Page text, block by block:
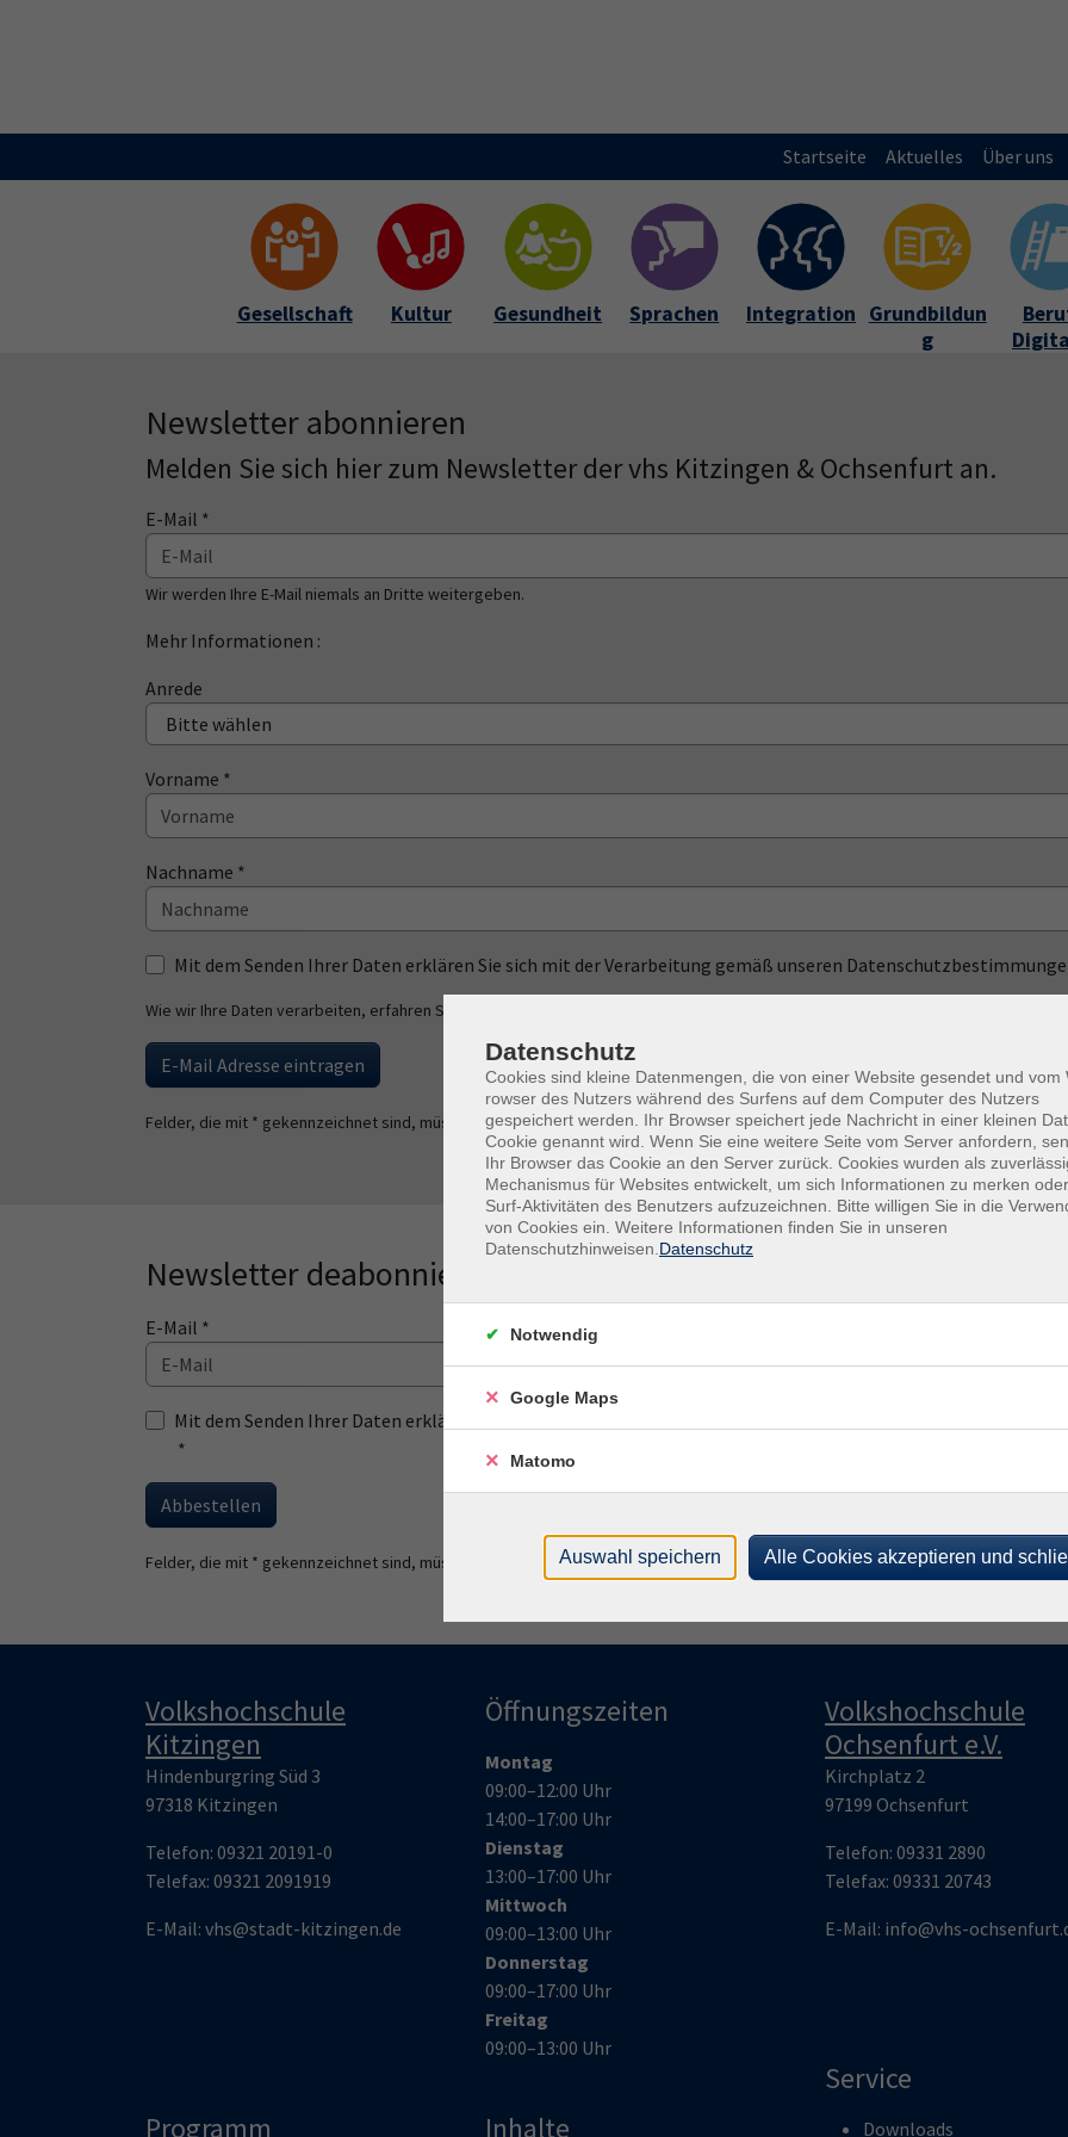
Startseite Aktuelles Über uns
Gesellschaft Kultur Gesundheit Sprachen Integration Grundbildun
g
Newsletter abonnieren
Melden Sie sich hier zum Newsletter der vhs Kitzingen & Ochsenfurt an.
E-Mail *
Wir werden Ihre E-Mail niemals an Dritte weitergeben.
Mehr Informationen :
Anrede
Vorname *
Nachname *
Mit dem Senden Ihrer Daten erklären Sie sich mit der Verarbeitung gemäß unseren
Wie wir Ihre Daten verarbeiten, erfahren Sie in unseren
E-Mail Adresse eintragen
Felder, die mit * gekennzeichnet sind, müssen ausgefüllt werden.
Newsletter deabonnieren
E-Mail *
Mit dem Senden Ihrer Daten erklären Sie sich mit der Verarbeitung gemäß unseren
*
Abbestellen
Felder, die mit * gekennzeichnet sind, müssen ausgefüllt werden.
Volkshochschule
Kitzingen
Hindenburgring Süd 3
97318 Kitzingen
Telefon: 09321 20191-0
Telefax: 09321 2091919
E-Mail: vhs@stadt-kitzingen.de
Öffnungszeiten
Montag
09:00–12:00 Uhr
14:00–17:00 Uhr
Dienstag
13:00–17:00 Uhr
Mittwoch
09:00–13:00 Uhr
Donnerstag
09:00–17:00 Uhr
Freitag
09:00–13:00 Uhr
Volkshochschule
Ochsenfurt e.V.
Kirchplatz 2
97199 Ochsenfurt
Telefon: 09331 2890
Telefax: 09331 20743
E-Mail: info@vhs-
Programm Inhalte
Service
Downloads
Datenschutz
Cookies sind kleine Datenmengen, die von einer Website gesendet und vom
rowser des Nutzers während des Surfens auf dem Computer des Nutzers
gespeichert werden. Ihr Browser speichert jede Nachricht in einer kleinen
Cookie genannt wird. Wenn Sie eine weitere Seite vom Server anfordern,
Ihr Browser das Cookie an den Server zurück. Cookies wurden als
Mechanismus für Websites entwickelt, um sich Informationen zu merken
Surf-Aktivitäten des Benutzers aufzuzeichnen. Bitte willigen Sie in die
von Cookies ein. Weitere Informationen finden Sie in unseren
Datenschutzhinweisen. Datenschutz
Notwendig
Google Maps
Matomo
Auswahl speichern Alle Cookies akzeptieren und